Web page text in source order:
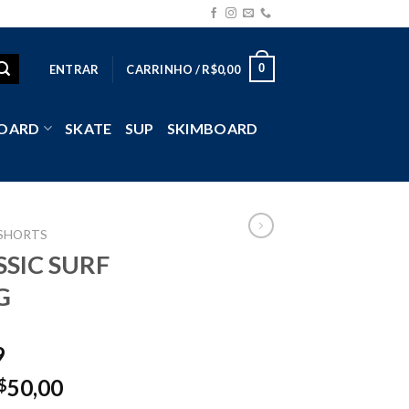
ENTRAR CARRINHO /R$0,00 0
SKATE SUP SKIMBOARD
SURF
50,00